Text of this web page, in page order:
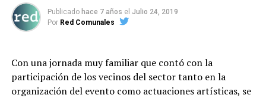
Publicado hace 7 años el Julio 24, 2019
Por Red Comunales
Con una jornada muy familiar que contó con la
participación de los vecinos del sector tanto en la
organización del evento como actuaciones artísticas, se